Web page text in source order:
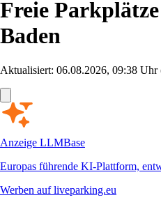
Freie
Baden
Aktualisiert: 06.08.2026, 09:38 Uhr
Anzeige LLMBase
Europas führende KI-Plattform,
Werben auf liveparking.eu